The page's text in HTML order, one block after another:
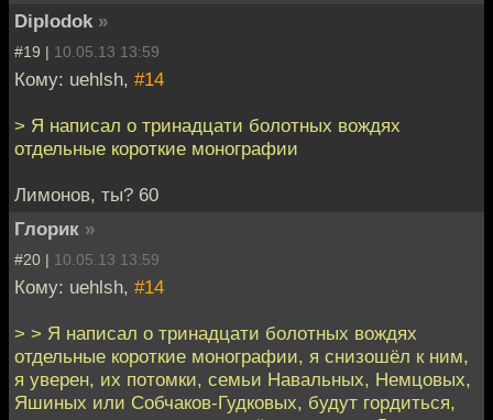
Diplodok »
#19 | 10.05.13 13:59
Кому: uehlsh, #14
> Я написал о тринадцати болотных вождях
отдельные короткие монографии
Лимонов, ты? 60
Глорик »
#20 | 10.05.13 13:59
Кому: uehlsh, #14
> > Я написал о тринадцати болотных вождях
отдельные короткие монографии, я снизошёл к ним,
я уверен, их потомки, семьи Навальных, Немцовых,
Яшиных или Собчаков-Гудковых, будут гордиться,